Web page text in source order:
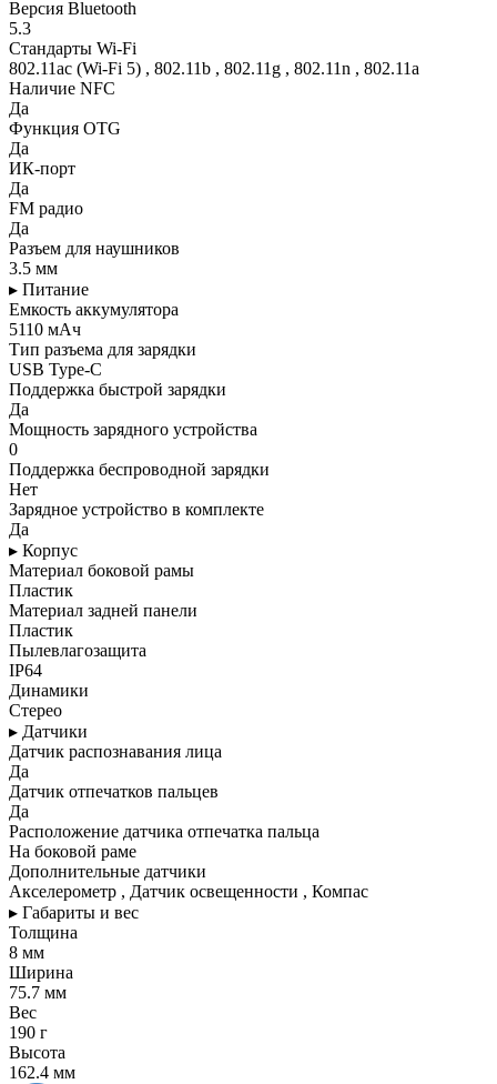
Версия Bluetooth
5.3
Стандарты Wi-Fi
802.11ac (Wi-Fi 5) , 802.11b , 802.11g , 802.11n , 802.11a
Наличие NFC
Да
Функция OTG
Да
ИК-порт
Да
FM радио
Да
Разъем для наушников
3.5 мм
▸ Питание
Емкость аккумулятора
5110 мАч
Тип разъема для зарядки
USB Type-C
Поддержка быстрой зарядки
Да
Мощность зарядного устройства
0
Поддержка беспроводной зарядки
Нет
Зарядное устройство в комплекте
Да
▸ Корпус
Материал боковой рамы
Пластик
Материал задней панели
Пластик
Пылевлагозащита
IP64
Динамики
Стерео
▸ Датчики
Датчик распознавания лица
Да
Датчик отпечатков пальцев
Да
Расположение датчика отпечатка пальца
На боковой раме
Дополнительные датчики
Акселерометр , Датчик освещенности , Компас
▸ Габариты и вес
Толщина
8 мм
Ширина
75.7 мм
Вес
190 г
Высота
162.4 мм